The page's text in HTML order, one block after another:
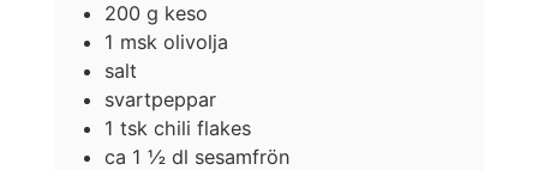
200 g keso
1 msk olivolja
salt
svartpeppar
1 tsk chili flakes
ca 1 ½ dl sesamfrön